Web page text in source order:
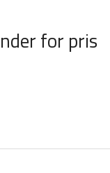
for pris